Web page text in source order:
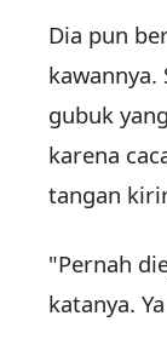
Dia pun
gubuk
karena
tangan
"Pernah
katanya.